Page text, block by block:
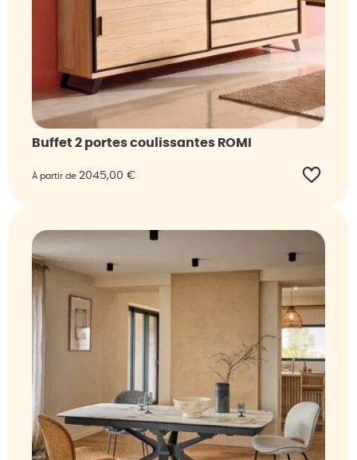
Buffet 2 portes coulissantes ROMI
À partir de 2045,00 €